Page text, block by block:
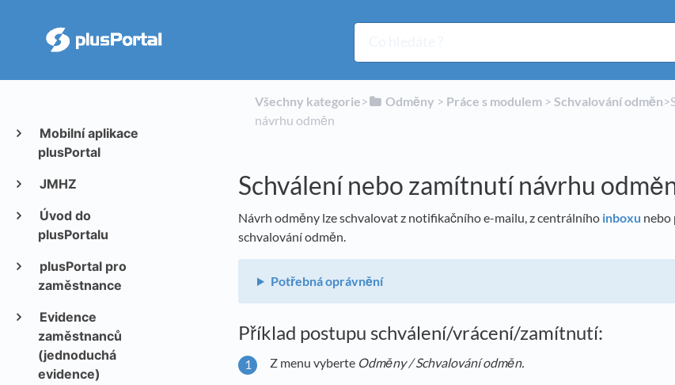
Mobilní aplikace
plusPortal
JMHZ
Úvod do
plusPortalu
plusPortal pro
zaměstnance
Evidence
zaměstnanců
(jednoduchá
evidence)
Všechny kategorie​>​ ​Odměny ​ > ​ ​Práce s modulem ​ > ​​Schvalování odměn​>​
návrhu odměn
Schválení nebo zamítnutí návrhu
Návrh odměny lze schvalovat z notifikačního e-mailu, z centrálního inboxu nebo
schvalování odměn.
Potřebná oprávnění
Příklad postupu schválení/vrácení/zamítnutí:
Z menu vyberte Odměny / Schvalování odměn.